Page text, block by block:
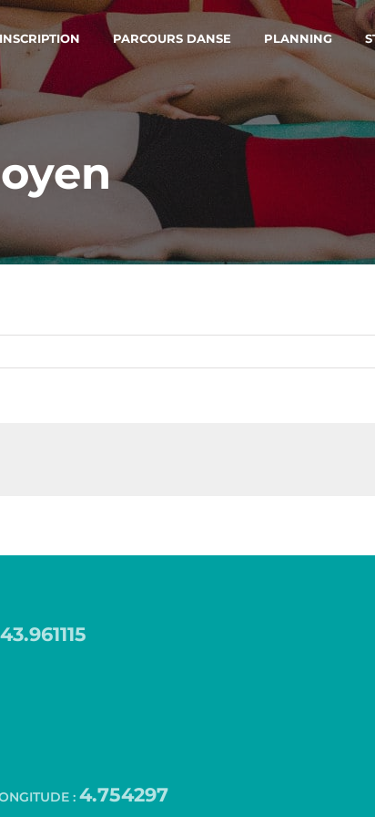
INSCRIPTION PARCOURS DANSE PLANNING
43.961115
: 4.754297